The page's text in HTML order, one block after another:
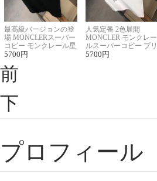
最高級バージョンの登
場 MONCLERスーパー
コピー モンクレール星
座半袖Tシャツ
5700 円
人気定番 2色展開
MONCLER モンクレー
ルスーパーコピー プリ
ント半袖Tシャツ
5700 円
前
下
プロフィール